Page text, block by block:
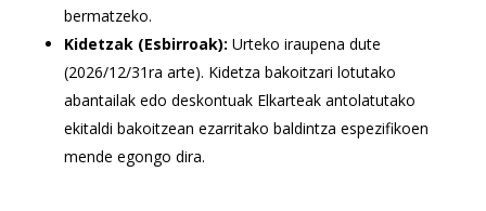
bermatzeko.
Kidetzak (Esbirroak): Urteko iraupena dute
(2026/12/31ra arte). Kidetza bakoitzari lotutako
abantailak edo deskontuak Elkarteak antolatutako
ekitaldi bakoitzean ezarritako baldintza espezifikoen
mende egongo dira.